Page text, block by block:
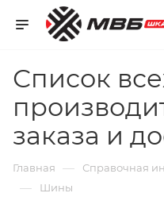
Список
заказа и
Главная — Справочная
— Шины